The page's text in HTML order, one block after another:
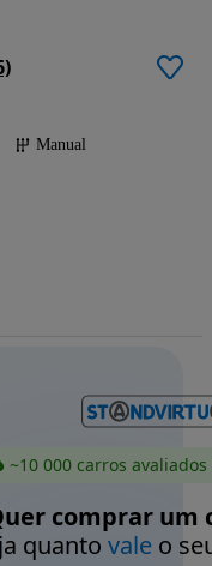
Manual
~10 000 carros
comprar um
quanto valeo